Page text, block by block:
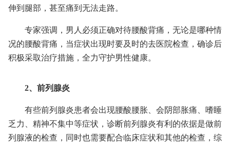
伸到腿部，甚至痛到无法走路。
专家强调，男人必须正确对待腰酸背痛，无论是哪种情
况的腰酸背痛，当症状出现时要及时的去医院检查，确诊后
积极采取治疗措施，全力守护男性健康。
2、前列腺炎
有些前列腺炎患者会出现腰酸腰胀、会阴部胀痛、嗜睡
乏力、精神不集中等症状，诊断前列腺炎有利的依据是做前
列腺液的检查，同时也需要配合临床症状和其他的检查，综